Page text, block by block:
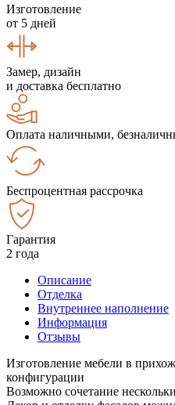
Изготовление
от 5 дней
Замер, дизайн
и доставка бесплатно
Оплата наличными,
Беспроцентная рассрочка
Гарантия
2 года
Описание
Отделка
Внутреннее наполнение
Информация
Отзывы
Изготовление мебели в
конфигурации
Возможно сочетание